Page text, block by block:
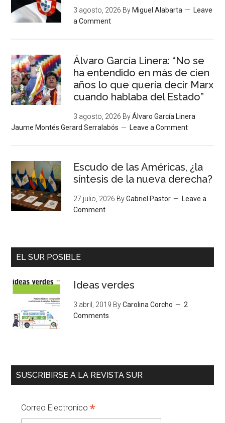
3 agosto, 2026 By Miguel Alabarta
Leave
a Comment
Álvaro García Linera: “No se
ha entendido en más de cien
años lo que quería decir Marx
cuando hablaba del Estado”
3 agosto, 2026 ByÁlvaro García Linera
Jaume Montés Gerard Serralabós
Leave a Comment
Escudo de las Américas, ¿la
síntesis de la nueva derecha?
27 julio, 2026 ByGabriel Pastor
Leave a
Comment
EL SUR POSIBLE
Ideas verdes
3 abril, 2019 ByCarolina Corcho
2
Comments
SUSCRIBIRSE A LA REVISTA SUR
Correo Electronico*